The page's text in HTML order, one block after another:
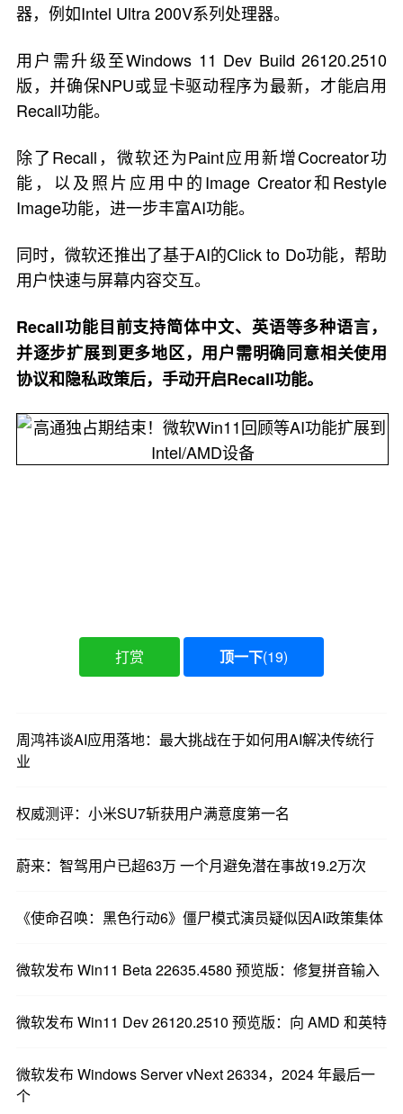
器，例如Intel Ultra 200V系列处理器。
用户需升级至Windows 11 Dev Build 26120.2510
版，并确保NPU或显卡驱动程序为最新，才能启用
Recall功能。
除了Recall，微软还为Paint应用新增Cocreator功
能，以及照片应用中的Image Creator和Restyle
Image功能，进一步丰富AI功能。
同时，微软还推出了基于AI的Click to Do功能，帮助
用户快速与屏幕内容交互。
Recall功能目前支持简体中文、英语等多种语言，
并逐步扩展到更多地区，用户需明确同意相关使用
协议和隐私政策后，手动开启Recall功能。
打赏 顶一下(19)
周鸿祎谈AI应用落地：最大挑战在于如何用AI解决传统行
业
权威测评：小米SU7斩获用户满意度第一名
蔚来：智驾用户已超63万 一个月避免潜在事故19.2万次
《使命召唤：黑色行动6》僵尸模式演员疑似因AI政策集体
微软发布 Win11 Beta 22635.4580 预览版：修复拼音输入
微软发布 Win11 Dev 26120.2510 预览版：向 AMD 和英特
微软发布 Windows Server vNext 26334，2024 年最后一
个